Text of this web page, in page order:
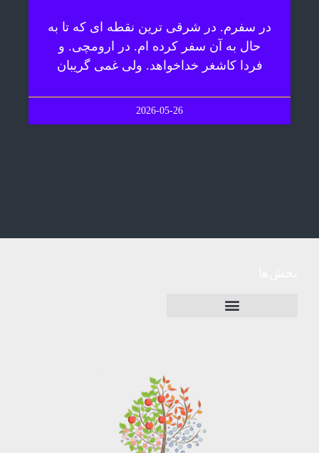
در سفرم. در شرقی ترین نقطه ای که تا به
حال به آن سفر کرده ام. در ارومچی. و
فردا کاشغر خداخواهد. ولی غمی گریبان
2026-05-26